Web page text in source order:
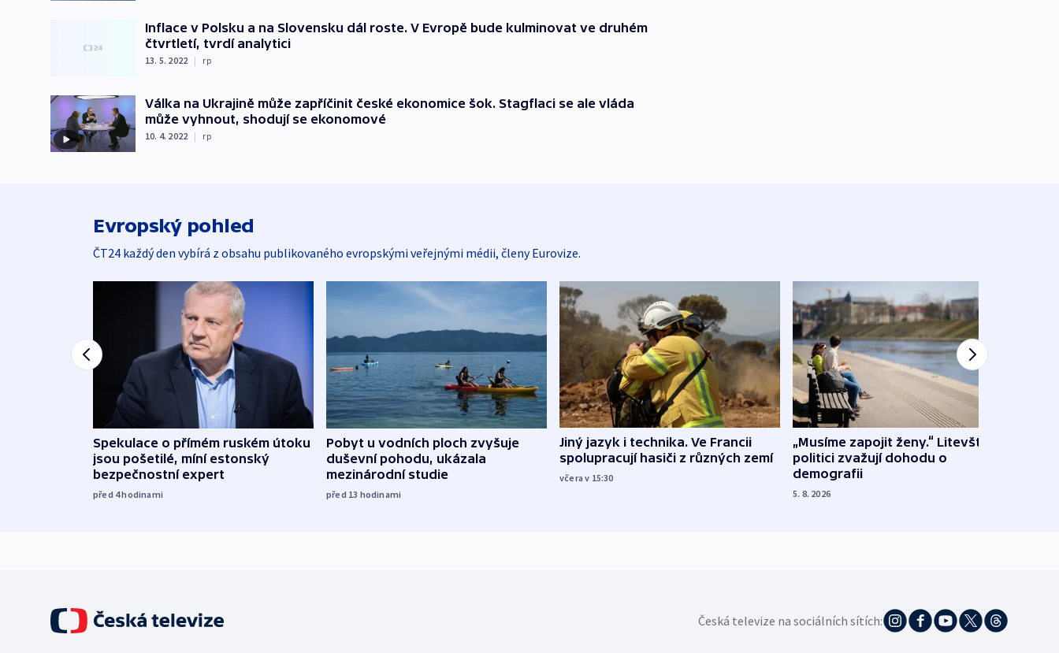
Inflace v Polsku a na Slovensku dál roste. V Evropě bude kulminovat ve druhém
čtvrtletí, tvrdí analytici
13. 5. 2022 | rp
Válka na Ukrajině může zapříčinit české ekonomice šok. Stagflaci se ale vláda
může vyhnout, shodují se ekonomové
10. 4. 2022 | rp
Evropský pohled
ČT24 každý den vybírá z obsahu publikovaného evropskými veřejnými médii, členy Eurovize.
Spekulace o přímém ruském útoku
jsou pošetilé, míní estonský
bezpečnostní expert
před 4hodinami
Pobyt u vodních ploch zvyšuje
duševní pohodu, ukázala
mezinárodní studie
před 13 hodinami
Jiný jazyk i technika. Ve Francii
spolupracují hasiči z různých zemí
včera v 15:30
„Musíme zapojit ženy.“ Litevští
politici zvažují dohodu o
demografii
5. 8. 2026
Česká televize na sociálních sítích: